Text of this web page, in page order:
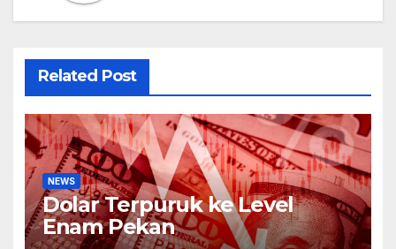
Related Post
NEWS
Dolar Terpuruk ke Level
Enam Pekan